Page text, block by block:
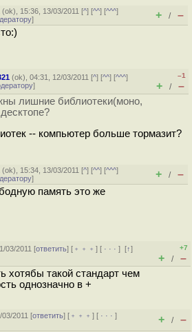
(ok), 15:36, 13/03/2011 [^] [^^] [^^^]
] + / –
(ok), 04:31, 12/03/2011 [^] [^^] [^^^]
]
–1
+ / –
лишние библиотеки(моно,
-- компьютер больше тормазит?
(ok), 15:34, 13/03/2011 [^] [^^] [^^^]
] + / –
память это же
03/2011 [ответить] [ ﹢﹢﹢] [ · · ·][↑]
+7
+ / –
хотябы такой стандарт чем
однозначно в +
03/2011 [ответить] [ ﹢﹢﹢] [ · · ·]
+ / –